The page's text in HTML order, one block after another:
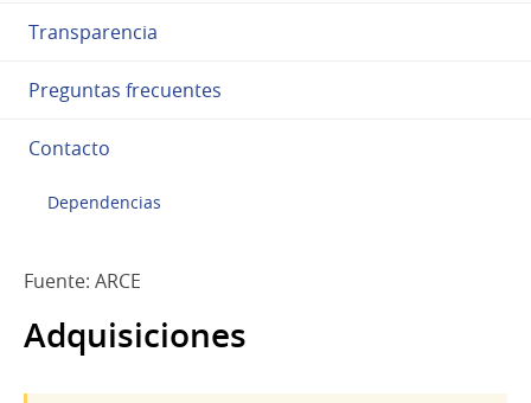
Transparencia
Preguntas frecuentes
Contacto
Dependencias
Fuente: ARCE
Adquisiciones